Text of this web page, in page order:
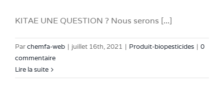
KITAE UNE QUESTION ? Nous serons [...]
Parchemfa-web | juillet 16th, 2021 | Produit-biopesticides | 0
commentaire
Lire la suite